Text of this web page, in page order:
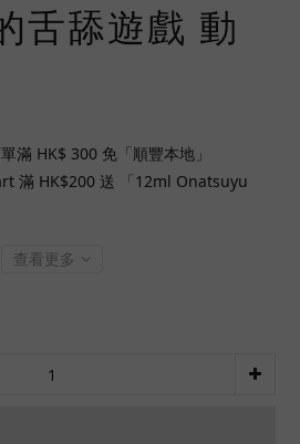
舌舔遊戲 動
滿 HK$ 300 免「順豐本地」
滿 HK$200 送 「12ml Onatsuyu
查看更多